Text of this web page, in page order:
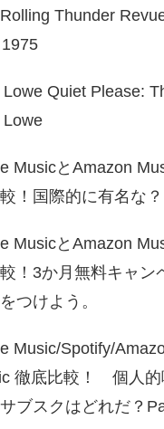
Thunder
Lowe Quiet Please:
Lowe
MusicとAmazon
！国際的に有名な
MusicとAmazon
！3か月無料キャン
つけよう。
Music/Spotify/
徹底比較！ 個人的
サブスクはどれだ？